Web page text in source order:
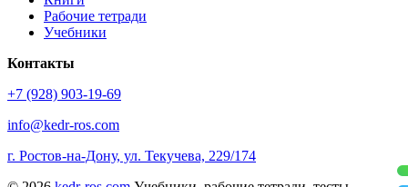
Рабочие тетради
Учебники
Контакты
+7 (928) 903-19-69
info@kedr-ros.com
г. Ростов-на-Дону, ул. Текучева, 229/174